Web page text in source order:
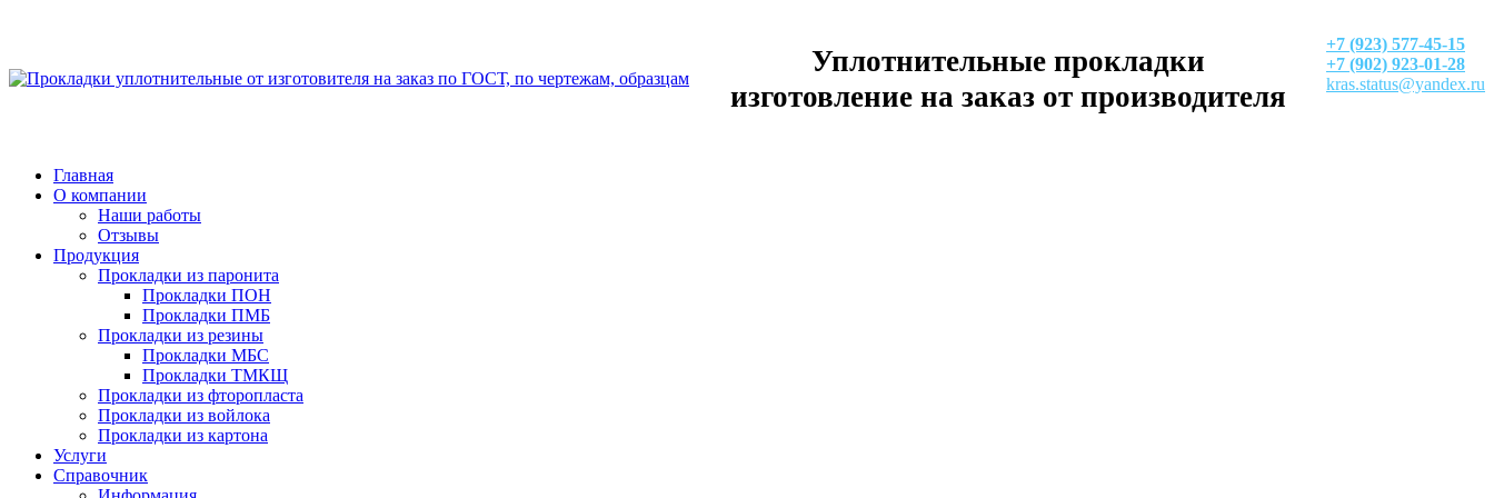
Уплотнительные прокладки
изготовление на заказ от производителя
+7 (923) 577-45-15
+7 (902) 923-01-28
kras.status@yandex.ru
Главная
О компании
Наши работы
Отзывы
Продукция
Прокладки из паронита
Прокладки ПОН
Прокладки ПМБ
Прокладки из резины
Прокладки МБС
Прокладки ТМКЩ
Прокладки из фторопласта
Прокладки из войлока
Прокладки из картона
Услуги
Справочник